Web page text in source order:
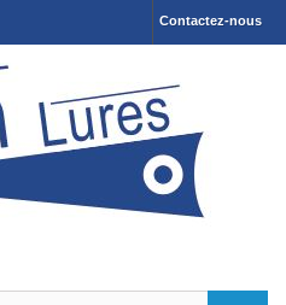
Contactez-nous